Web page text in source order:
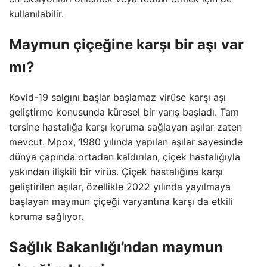
kullanılabilir.
Maymun çiçeğine karşı bir aşı var
mı?
Kovid-19 salgını başlar başlamaz virüse karşı aşı
geliştirme konusunda küresel bir yarış başladı. Tam
tersine hastalığa karşı koruma sağlayan aşılar zaten
mevcut. Mpox, 1980 yılında yapılan aşılar sayesinde
dünya çapında ortadan kaldırılan, çiçek hastalığıyla
yakından ilişkili bir virüs. Çiçek hastalığına karşı
geliştirilen aşılar, özellikle 2022 yılında yayılmaya
başlayan maymun çiçeği varyantına karşı da etkili
koruma sağlıyor.
Sağlık Bakanlığı’ndan maymun